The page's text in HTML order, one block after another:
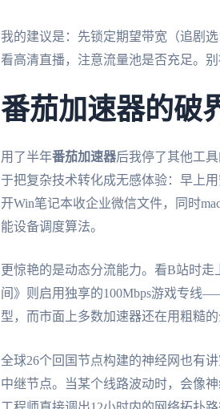
我的建议是：先锁定期望带宽（追剧
看高清直播，注意流量池是否充足。
番茄加速器的破
用了半年番茄加速器后我停了其他工
于把复杂技术转化成无感体验：早上
开Win笔记本收企业微信文件，同时
能设备调度算法。
更惊艳的是动态分流能力。看B站时
间》则启用独享的100Mbps游戏专线
型，而市面上多数加速器还在用粗糙的
全球26个回国节点构建的神经网也有
中继节点。当某个线路波动时，会像